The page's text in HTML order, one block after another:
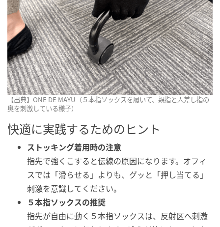
【出典】ONE DE MAYU（５本指ソックスを履いて、親指と人差し指の
奥を刺激している様子）
快適に実践するためのヒント
ストッキング着用時の注意
指先で強くこすると伝線の原因になります。オフィ
スでは「滑らせる」よりも、グッと「押し当てる」
刺激を意識してください。
５本指ソックスの推奨
指先が自由に動く５本指ソックスは、反射区へ刺激